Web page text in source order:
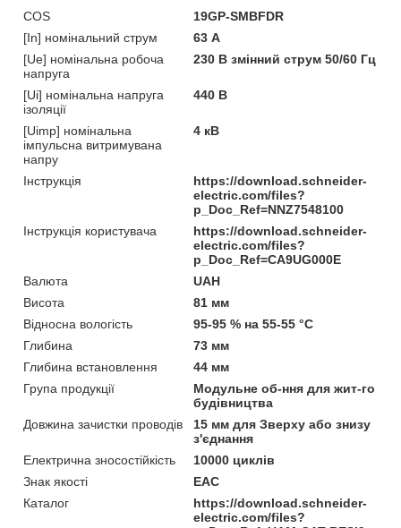
COS
19GP-SMBFDR
[In] номінальний струм
63 А
[Ue] номінальна робоча
напруга
230 В змінний струм 50/60 Гц
[Ui] номінальна напруга
ізоляції
440 В
[Uimp] номінальна
імпульсна витримувана
напру
4 кВ
Інструкція
https://download.schneider-
electric.com/files?
p_Doc_Ref=NNZ7548100
Інструкція користувача
https://download.schneider-
electric.com/files?
p_Doc_Ref=CA9UG000E
Валюта
UAH
Висота
81 мм
Відносна вологість
95-95 % на 55-55 °C
Глибина
73 мм
Глибина встановлення
44 мм
Група продукції
Модульне об-ння для жит-го
будівництва
Довжина зачистки проводів
15 мм для Зверху або знизу
з'єднання
Електрична зносостійкість
10000 циклів
Знак якості
EAC
Каталог
https://download.schneider-
electric.com/files?